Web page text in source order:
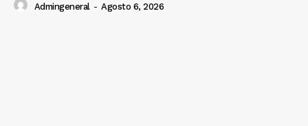
Admingeneral - Agosto 6, 2026